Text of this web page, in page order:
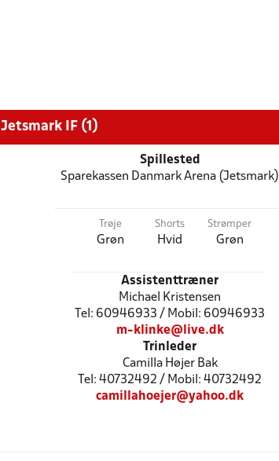
Jetsmark IF (1)
Spillested
Sparekassen Danmark Arena (Jetsmark)
Trøje
Grøn
Shorts
Hvid
Strømper
Grøn
Assistenttræner
Michael Kristensen
Tel: 60946933 / Mobil: 60946933
m-klinke@live.dk
Trinleder
Camilla Højer Bak
Tel: 40732492 / Mobil: 40732492
camillahoejer@yahoo.dk